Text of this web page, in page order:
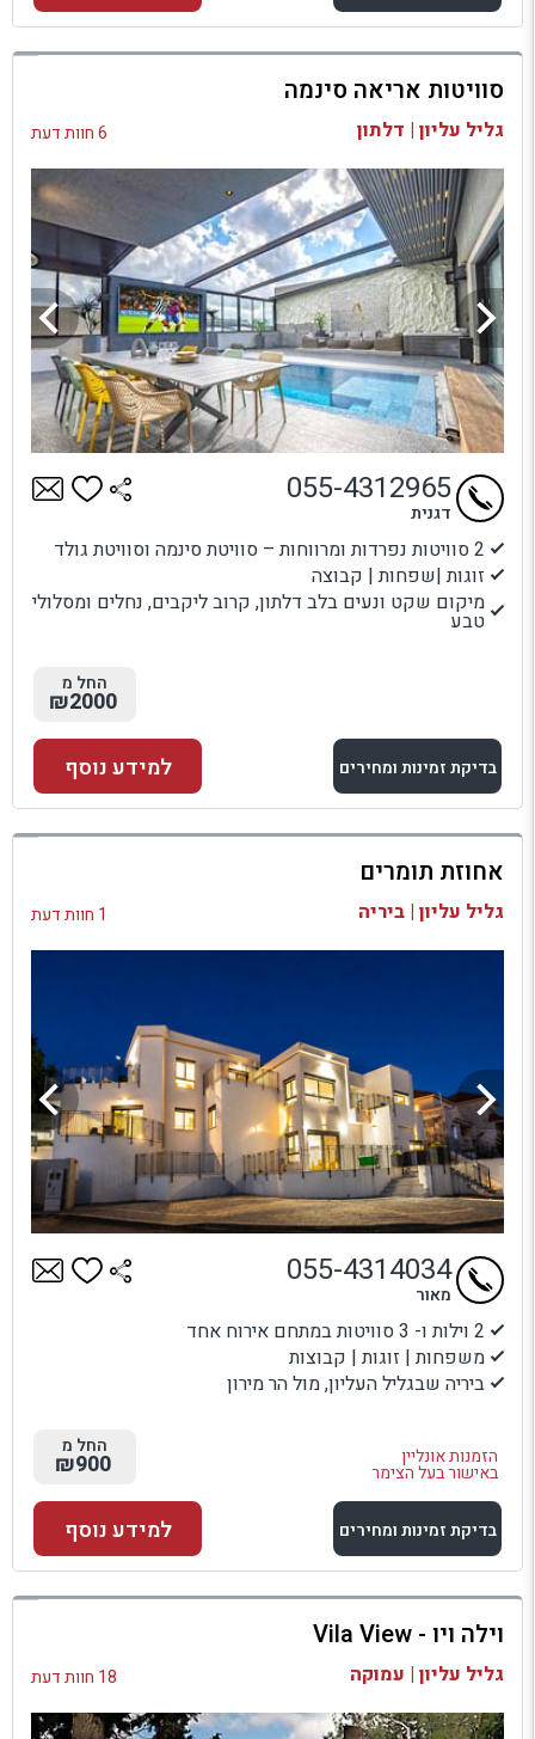
למתחם זה
בדיקת זמינות ומחירים
סוויטות אריאה סינמה
גליל עליון | דלתון 6 חוות דעת
2 סוויטות נפרדות ומרווחות – סוויטת סינמה וסוויטת גולד
זוגות |שפחות | קבוצה
מיקום שקט ונעים בלב דלתון, קרוב ליקבים, נחלים ומסלולי
טבע
055-4312965
דגנית
החל מ
₪2000
בדיקת זמינות ומחירים
למתחם זה
בדיקת זמינות ומחירים
למידע נוסף
אחוזת תומרים
גליל עליון | ביריה 1 חוות דעת
2 וילות ו- 3 סוויטות במתחם אירוח אחד
משפחות | זוגות | קבוצות
ביריה שבגליל העליון, מול הר מירון
הזמנות אונליין
באישור בעל הצימר
055-4314034
מאור
החל מ
₪900
בדיקת זמינות ומחירים
למתחם זה
בדיקת זמינות ומחירים
למידע נוסף
וילה ויו - Vila View
גליל עליון | עמוקה 18 חוות דעת